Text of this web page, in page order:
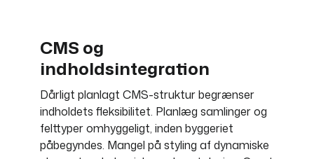
CMS og
indholdsintegration
Dårligt planlagt CMS-struktur begrænser
indholdets fleksibilitet. Planlæg samlinger og
felttyper omhyggeligt, inden byggeriet
påbegyndes. Mangel på styling af dynamiske